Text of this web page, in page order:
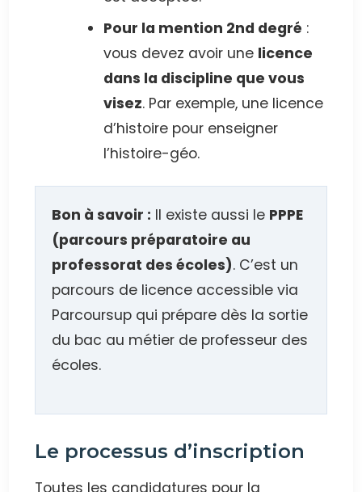
Pour la mention 2nd degré :
vous devez avoir une licence
dans la discipline que vous
visez. Par exemple, une licence
d’histoire pour enseigner
l’histoire-géo.
Bon à savoir : Il existe aussi le PPPE
(parcours préparatoire au
professorat des écoles). C’est un
parcours de licence accessible via
Parcoursup qui prépare dès la sortie
du bac au métier de professeur des
écoles.
Le processus d’inscription